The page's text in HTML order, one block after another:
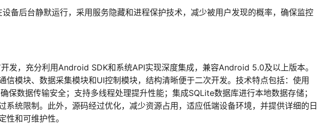
设备后台静默运行，采用服务隐藏和进程保护技术，减少被用户发现的概率，确保监控
发，充分利用Android SDK和系统API实现深度集成，兼容Android 5.0及以上版本。
信模块、数据采集模块和UI控制模块，结构清晰便于二次开发。技术特点包括：使用
保数据传输安全；支持多线程处理提升性能；集成SQLite数据库进行本地数据存储；
系统限制。此外，源码经过优化，减少资源占用，适应低端设备环境，并提供详细的日
性和可维护性。